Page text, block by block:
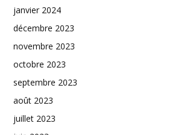
janvier 2024
décembre 2023
novembre 2023
octobre 2023
septembre 2023
août 2023
juillet 2023